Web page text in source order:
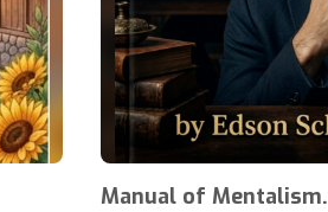
Manual of Mentalism.